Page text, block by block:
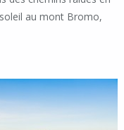
au mont Bromo,